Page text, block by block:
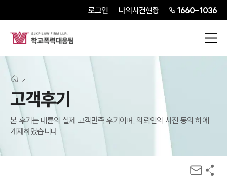
로그인 나의사건현황 1660-1036
고객후기
본 후기는 대륜의 실제 고객만족 후기이며, 의뢰인의 사전 동의 하에
게재하였습니다.